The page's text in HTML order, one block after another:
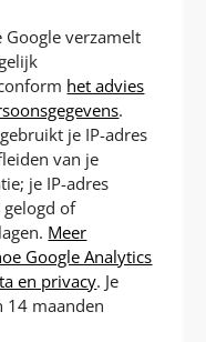
verzamelt
het advies
.
je IP-adres
van je
je IP-adres
of
Meer
Google Analytics
en privacy. Je
14 maanden